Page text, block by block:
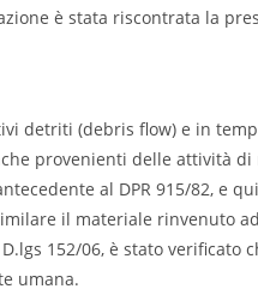
è stata riscontrata la
detriti (debris flow) e in
provenienti delle attività
al DPR 915/82, e
il materiale rinvenuto
152/06, è stato
umana.